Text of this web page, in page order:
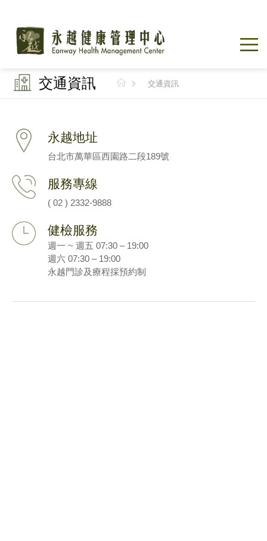
交通資訊 交通資訊
永越地址
台北市萬華區西園路二段189號
服務專線
( 02 ) 2332-9888
健檢服務
週一 ~ 週五 07:30 – 19:00
週六 07:30 – 19:00
永越門診及療程採預約制